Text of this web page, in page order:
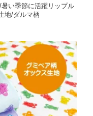
い季節に活躍リップル
地/ダルマ柄